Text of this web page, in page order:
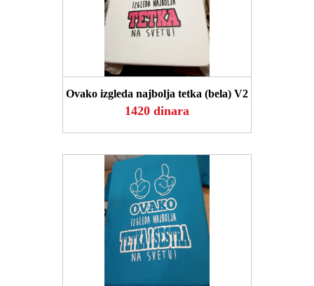
Ovako izgleda najbolja tetka (bela) V2
1420 dinara